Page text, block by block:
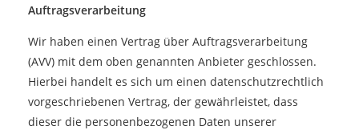
Auftragsverarbeitung
Wir haben einen Vertrag über Auftragsverarbeitung
(AVV) mit dem oben genannten Anbieter geschlossen.
Hierbei handelt es sich um einen datenschutzrechtlich
vorgeschriebenen Vertrag, der gewährleistet, dass
dieser die personenbezogenen Daten unserer